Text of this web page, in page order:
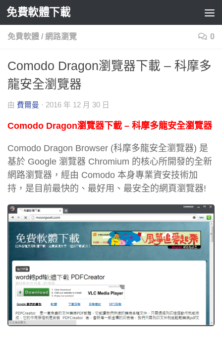
Skip to content
免費軟體下載
免費軟體 / 網路瀏覽 0
Comodo Dragon瀏覽器下載 – 科摩多
龍安全瀏覽器
由 費爾曼 · 2016 年 12 月 30 日
Comodo Dragon瀏覽器下載 – 科摩多龍安全瀏覽器
Comodo Dragon Browser (科摩多龍安全瀏覽器) 是
基於 Google 瀏覽器 Chromium 的核心所開發的全新
網路瀏覽器，經由 Comodo 本身專業資安技術加
持，是目前最快的、最好用、最安全的網頁瀏覽器!